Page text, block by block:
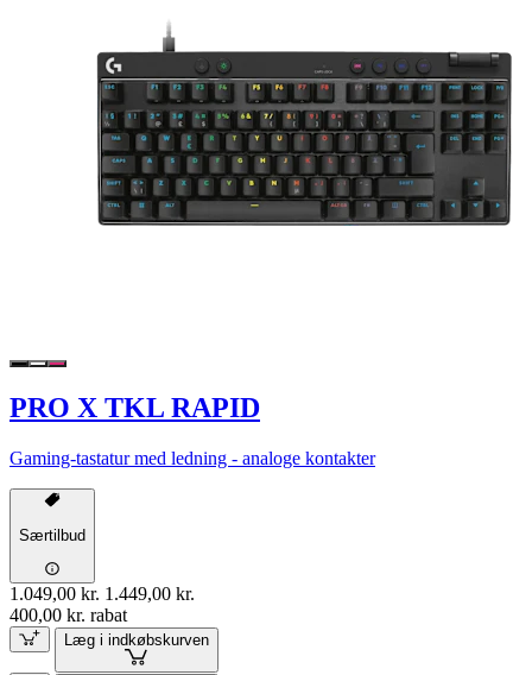
PRO X TKL RAPID
Gaming-tastatur med ledning - analoge kontakter
Særtilbud
1.049,00 kr. 1.449,00 kr.
400,00 kr. rabat
Læg i indkøbskurven